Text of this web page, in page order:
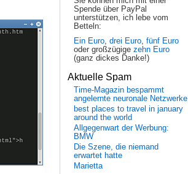
Spende über PayPal
unterstützen, ich lebe vom
Betteln:
Ein Euro, drei Euro, fünf Euro
oder großzügige zehn Euro
(ganz dickes Danke!)
Aktuelle Spam
Time-Magazin bespammt
angelernte neuronale Netzwerke
best places to travel in january
around the world
Allgegenwart der Werbung:
BMW
Die Szene, die niemand
erwartet hatte
Marietta